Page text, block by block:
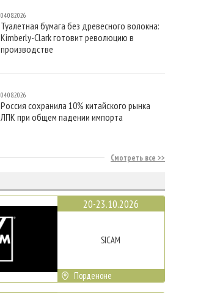
04.08.2026
Туалетная бумага без древесного волокна:
Kimberly-Clark готовит революцию в
производстве
04.08.2026
Россия сохранила 10% китайского рынка
ЛПК при общем падении импорта
Смотреть все
20-23.10.2026
SICAM
Порденоне